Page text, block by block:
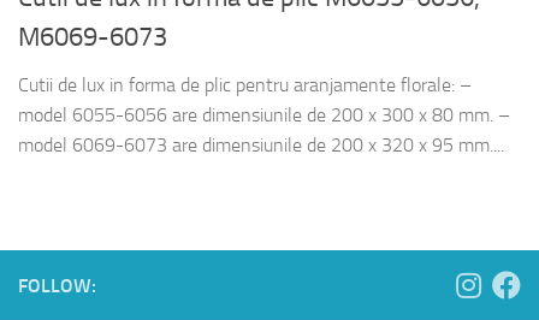
M6069-6073
Cutii de lux in forma de plic pentru aranjamente florale: –
model 6055-6056 are dimensiunile de 200 x 300 x 80 mm. –
model 6069-6073 are dimensiunile de 200 x 320 x 95 mm....
FOLLOW: